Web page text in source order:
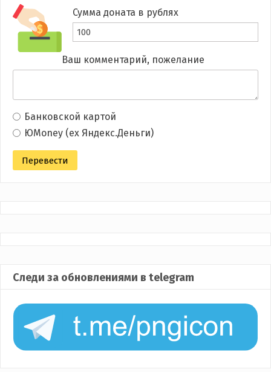
Сумма доната в рублях
Ваш комментарий, пожелание
Банковской картой
ЮMoney (ex Яндекс.Деньги)
Следи за обновлениями в telegram